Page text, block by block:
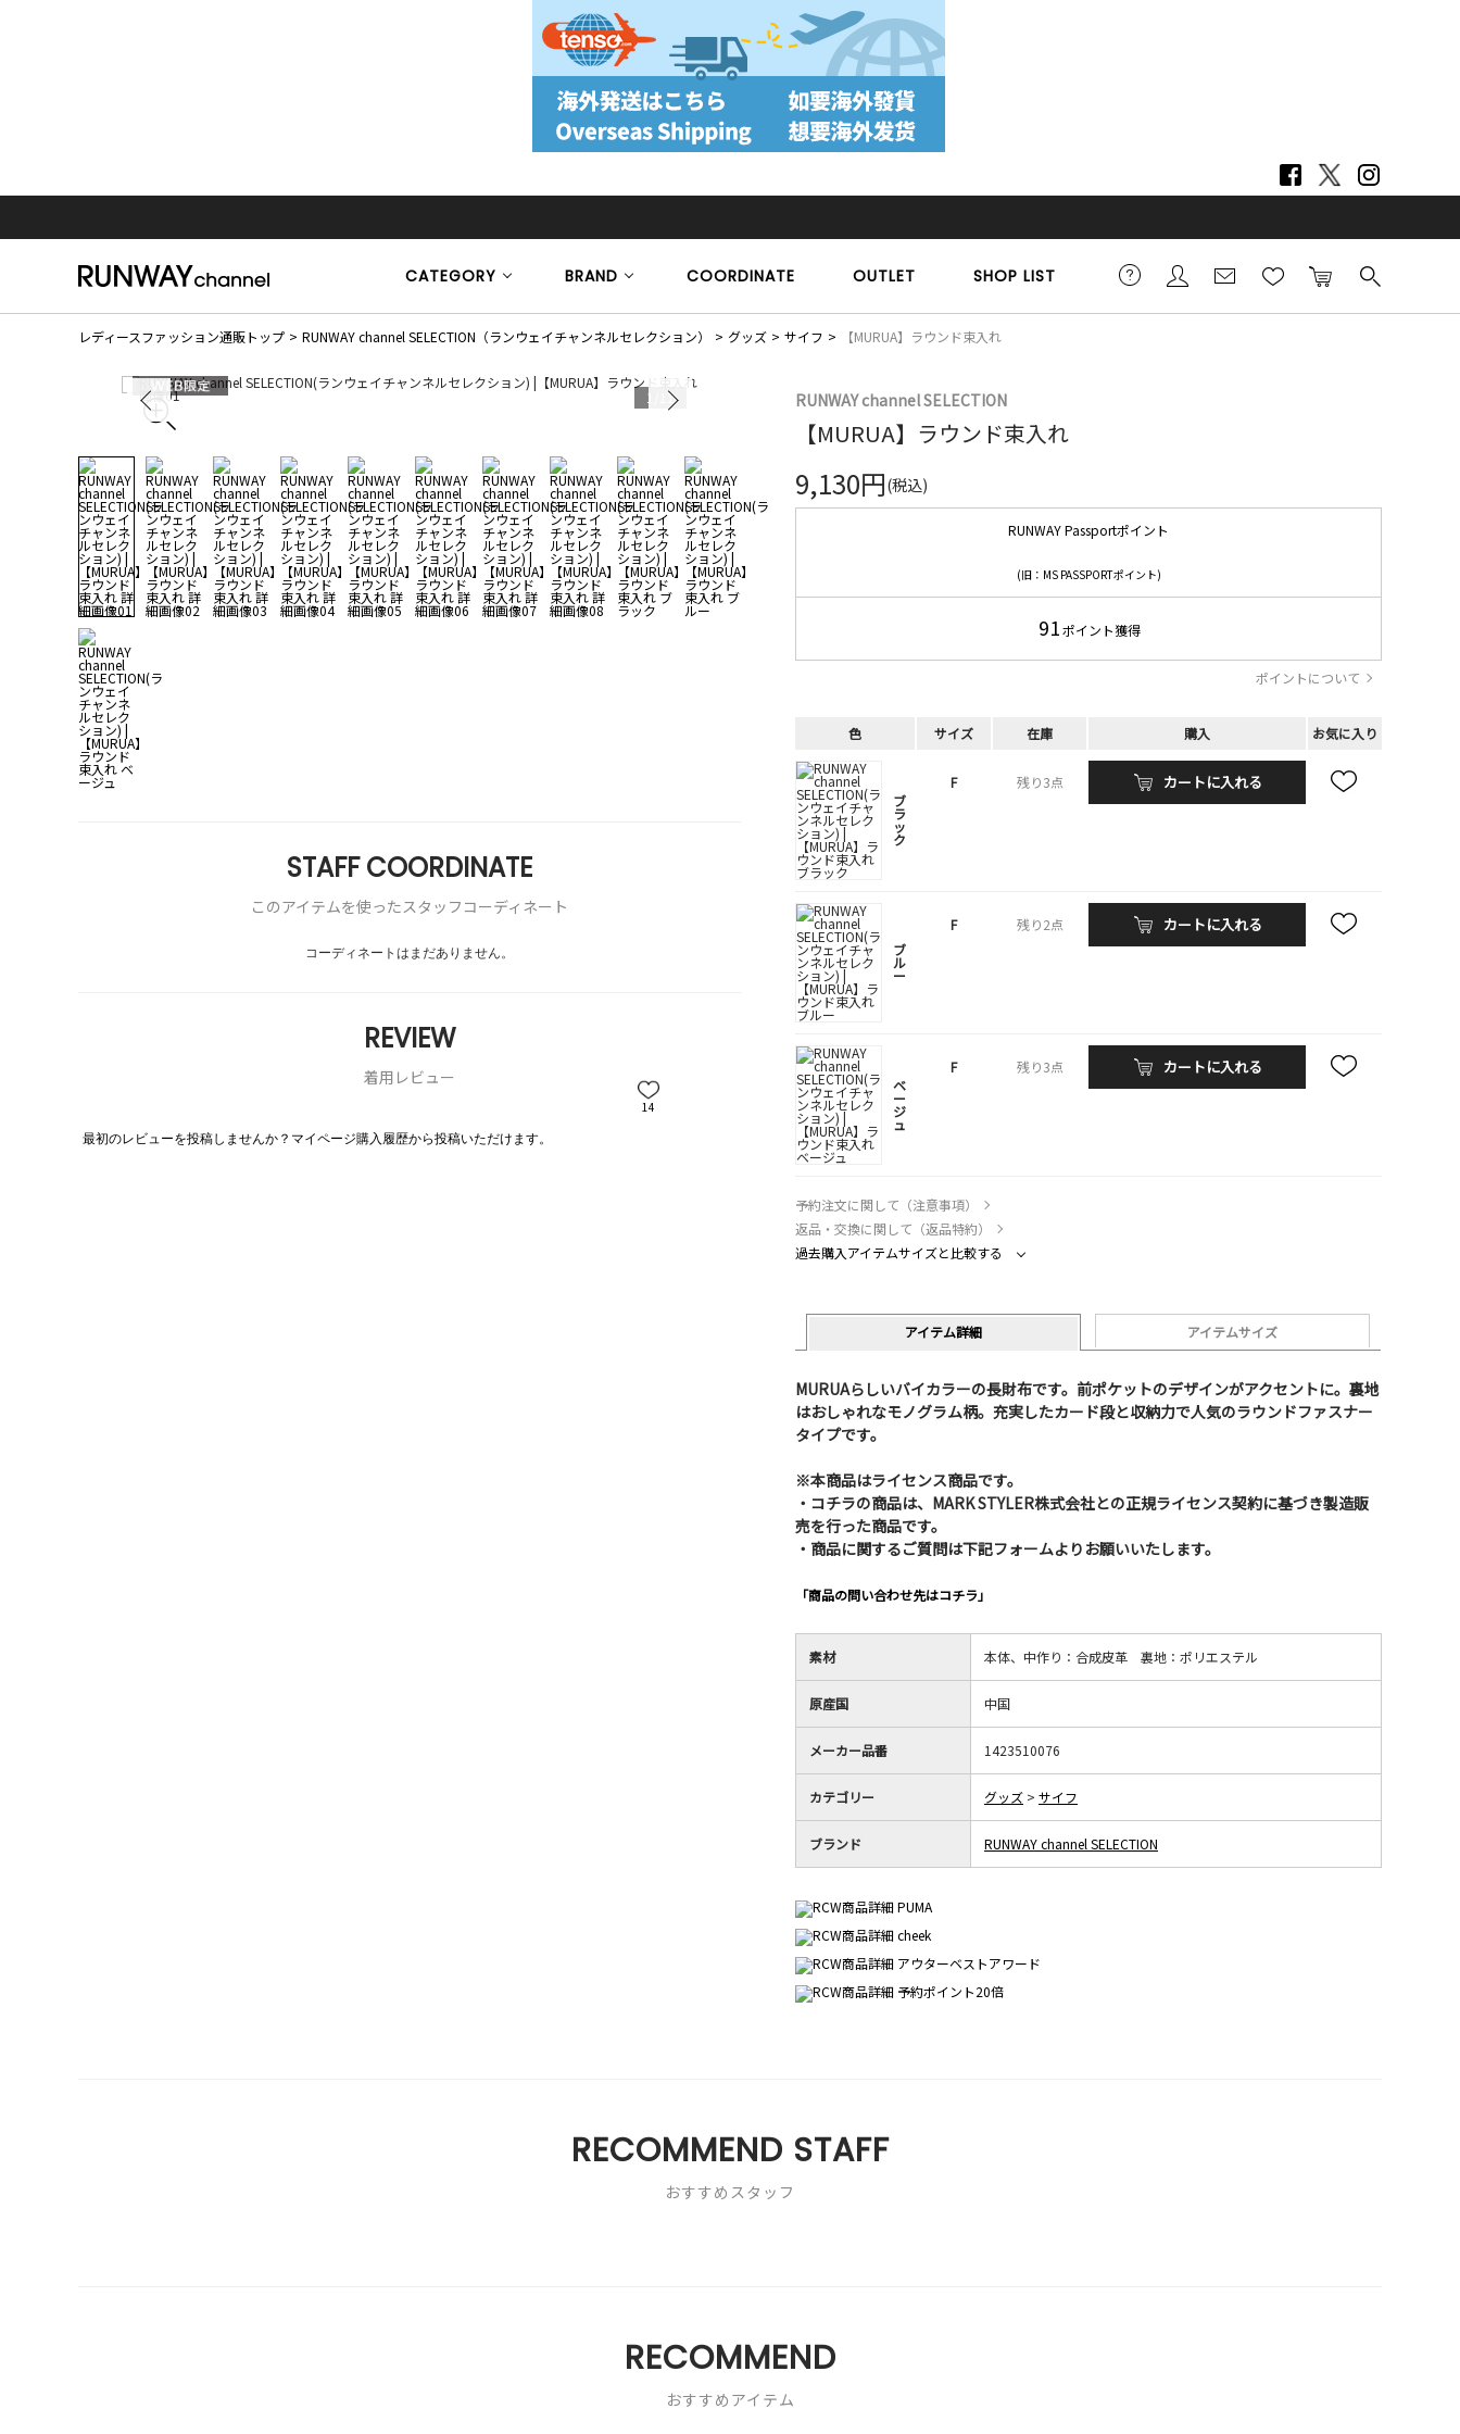
CATEGORY BRAND COORDINATE OUTLET SHOP LIST
レディースファッション通販トップ RUNWAY channel SELECTION（ランウェイチャンネルセレクション） グッズ サイフ 【MURUA】ラウンド束入れ
14
1 11
STAFF COORDINATE
このアイテムを使ったスタッフコーディネート
コーディネートはまだありません。
REVIEW
着用レビュー
最初のレビューを投稿しませんか？マイページ購入履歴から投稿いただけます。
RUNWAY channel SELECTION
【MURUA】ラウンド束入れ
9,130円(税込)
RUNWAY Passportポイント
(旧：MS PASSPORTポイント)
91ポイント獲得
ポイントについて
色 サイズ 在庫 購入 お気に入り
ブ
ラ
ッ
ク
F 残り3点 カートに入れる
ブ
ル
ー
F 残り2点 カートに入れる
ベ
ー
ジ
ュ
F 残り3点 カートに入れる
予約注文に関して（注意事項）
返品・交換に関して（返品特約）
過去購入アイテムサイズと比較する
アイテム詳細 アイテムサイズ
MURUAらしいバイカラーの長財布です。前ポケットのデザインがアクセントに。裏地
はおしゃれなモノグラム柄。充実したカード段と収納力で人気のラウンドファスナー
タイプです。
※本商品はライセンス商品です。
・コチラの商品は、MARK STYLER株式会社との正規ライセンス契約に基づき製造販
売を行った商品です。
・商品に関するご質問は下記フォームよりお願いいたします。
「商品の問い合わせ先はコチラ」
素材 本体、中作り：合成皮革 裏地：ポリエステル
原産国 中国
メーカー品番 1423510076
カテゴリー グッズ > サイフ
ブランド RUNWAY channel SELECTION
RECOMMEND STAFF
おすすめスタッフ
RECOMMEND
おすすめアイテム